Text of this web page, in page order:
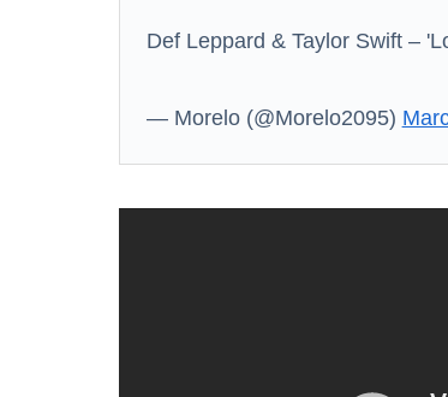
Def Leppard & Taylor Swift –
— Morelo (@Morelo2095)